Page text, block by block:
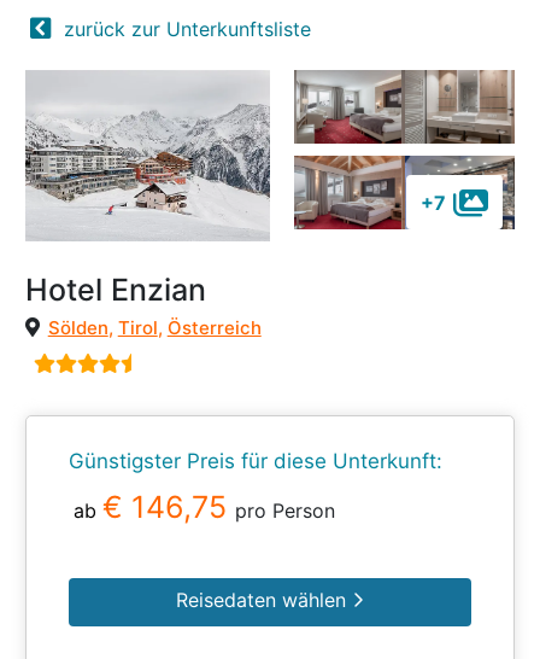
zurück zur Unterkunftsliste
+7
Hotel Enzian
Sölden, Tirol, Österreich
Günstigster Preis für diese Unterkunft:
ab € 146,75 pro Person
Reisedaten wählen